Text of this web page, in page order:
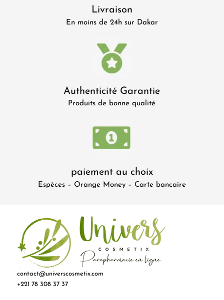
Livraison
En moins de 24h sur Dakar
Authenticité Garantie
Produits de bonne qualité
paiement au choix
Espèces – Orange Money – Carte bancaire
contact@universcosmetix.com
+221 78 308 37 37